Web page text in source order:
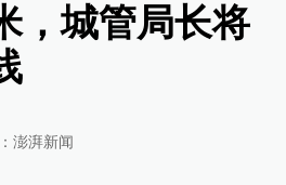
，城管局长将
澎湃新闻